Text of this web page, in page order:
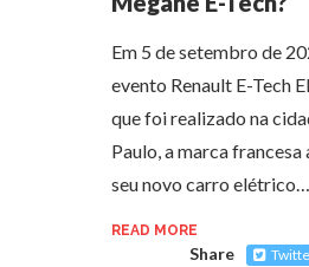
Em 5 de setembro de
evento Renault E-Tech
que foi realizado na
Paulo, a marca francesa
seu novo carro elétrico…
READ MORE
Share